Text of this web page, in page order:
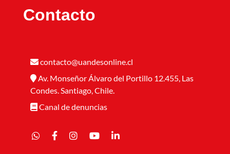
Contacto
contacto@uandesonline.cl
Av. Monseñor Álvaro del Portillo 12.455, Las
Condes. Santiago, Chile.
Canal de denuncias